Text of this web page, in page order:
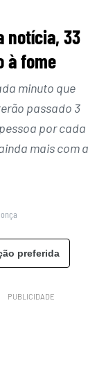
notícia, 33
à fome
minuto que
passado 3
por cada
mais com a
preferida